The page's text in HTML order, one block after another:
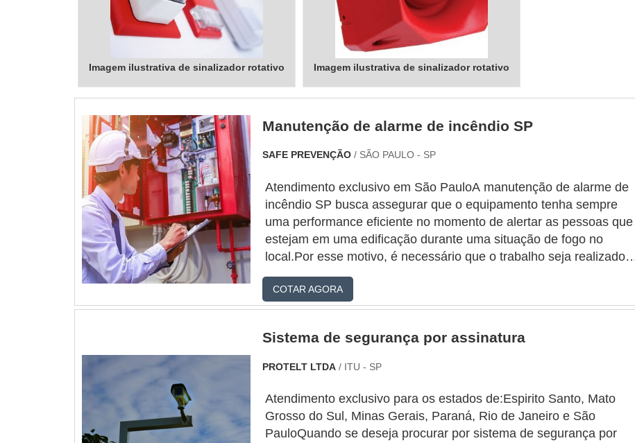
Imagem ilustrativa de sinalizador rotativo Imagem ilustrativa de sinalizador rotativo
Manutenção de alarme de incêndio SP
SAFE PREVENÇÃO/ SÃO PAULO - SP
Atendimento exclusivo em São PauloA manutenção de alarme de
incêndio SP busca assegurar que o equipamento tenha sempre
uma performance eficiente no momento de alertar as pessoas que
estejam em uma edificação durante uma situação de fogo no
local.Por esse motivo, é necessário que o trabalho seja realizado
periodicamente nos condomínios, indústrias, comércios, empresas,
hospedarias, mercados, casas de show, igrejas, postos de
combustíveis e clubes.A equipe responsável em fazer esse tipo de
equipamentos, que são inseridos em uma rede de combate a
incêndio.Itens avaliados através da manutençãoDetectores de
sprinklers;Mangueiras;Hidrantes.Além disso, esses trabalhos de
manutenção podem ser desenvolvidos para verificar o painel de
controle e programação do alarme, estado das baterias,
COTAR AGORA
Sistema de segurança por assinatura
PROTELT LTDA/ ITU - SP
Atendimento exclusivo para os estados de:Espirito Santo, Mato
Grosso do Sul, Minas Gerais, Paraná, Rio de Janeiro e São
PauloQuando se deseja procurar por sistema de segurança por